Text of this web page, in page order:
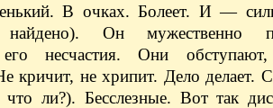
В очках. Болеет. И —
Он мужественно
его несчастия. Они
кричит, не хрипит. Дело делает.
ли?). Бесслезные. Вот так